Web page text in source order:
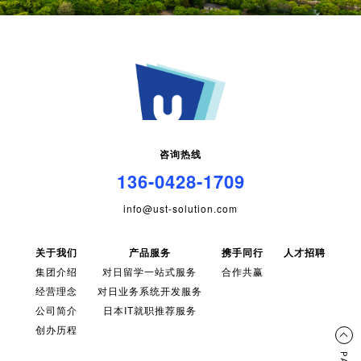
咨询热线
136-0428-1709
info@ust-solution.com
关于我们
集团介绍
经营理念
公司简介
创办历程
产品服务
对日留学一站式服务
对日业务系统开发服务
日本IT就职推荐服务
携手同行
合作共赢
人才招聘